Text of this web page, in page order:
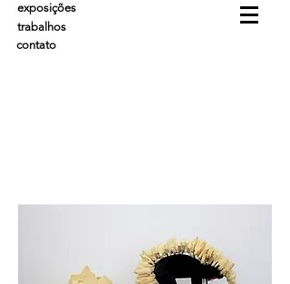
exposições
trabalhos
contato